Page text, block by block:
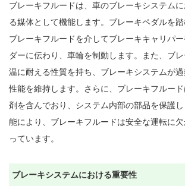
ブレーキフルードは、車のブレーキシステム
る媒体として機能します。ブレーキペダルを
ブレーキフルードを介してブレーキキャリパ
ダーに伝わり、車輪を制動します。また、ブ
温に耐える性質を持ち、ブレーキシステムが
性能を維持します。さらに、ブレーキフルー
剤を含んでおり、システム内部の部品を保護
能により、ブレーキフルードは安全な運転に
っています。
ブレーキシステムにおける重要性